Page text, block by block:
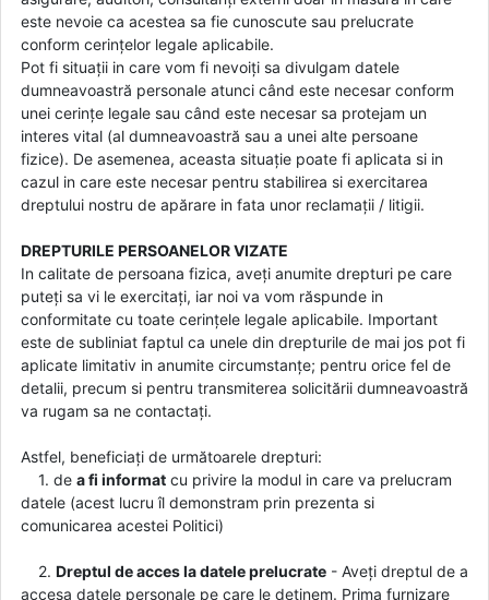
este nevoie ca acestea sa fie cunoscute sau prelucrate
conform cerințelor legale aplicabile.
Pot fi situații in care vom fi nevoiți sa divulgam datele
dumneavoastră personale atunci când este necesar conform
unei cerințe legale sau când este necesar sa protejam un
interes vital (al dumneavoastră sau a unei alte persoane
fizice). De asemenea, aceasta situație poate fi aplicata si in
cazul in care este necesar pentru stabilirea si exercitarea
dreptului nostru de apărare in fata unor reclamații / litigii.
DREPTURILE PERSOANELOR VIZATE
In calitate de persoana fizica, aveți anumite drepturi pe care
puteți sa vi le exercitați, iar noi va vom răspunde in
conformitate cu toate cerințele legale aplicabile. Important
este de subliniat faptul ca unele din drepturile de mai jos pot fi
aplicate limitativ in anumite circumstanțe; pentru orice fel de
detalii, precum si pentru transmiterea solicitării dumneavoastră
va rugam sa ne contactați.
Astfel, beneficiați de următoarele drepturi:
1. de a fi informatcu privire la modul in care va prelucram
datele (acest lucru îl demonstram prin prezenta si
comunicarea acestei Politici)
2. Dreptul de acces la datele prelucrate- Aveți dreptul de a
accesa datele personale pe care le deținem. Prima furnizare